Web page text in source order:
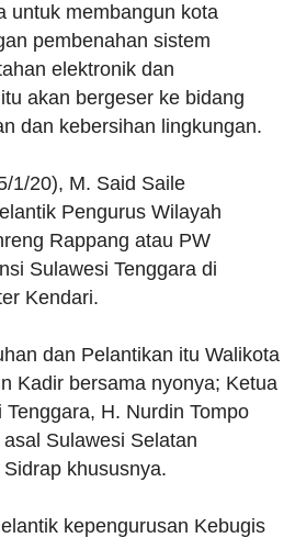
untuk membangun kota
pembenahan sistem
elektronik dan
akan bergeser ke bidang
dan kebersihan lingkungan.
1/20), M. Said Saile
Pengurus Wilayah
Rappang atau PW
Sulawesi Tenggara di
Kendari.
dan Pelantikan itu Walikota
Kadir bersama nyonya; Ketua
H. Nurdin Tompo
Sulawesi Selatan
khususnya.
kepengurusan Kebugis